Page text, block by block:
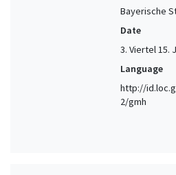
Bayerische
Date
3. Viertel 15.
Language
http://
2/gmh